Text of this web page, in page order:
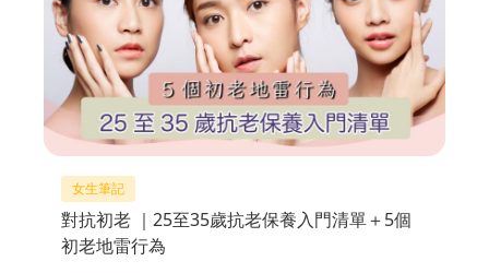
女生筆記
對抗初老 ｜25至35歲抗老保養入門清單＋5個
初老地雷行為